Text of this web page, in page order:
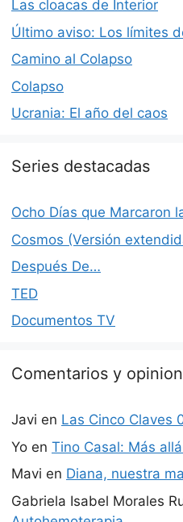
Las cloacas de Interior
Último aviso: Los límites
Camino al Colapso
Colapso
Ucrania: El año del caos
Series destacadas
Ocho Días que Marcaron
Cosmos (Versión
Después De…
TED
Documentos TV
Comentarios y
Javi en Las Cinco Claves
Yo en Tino Casal: Más
Mavi en Diana, nuestra
Gabriela Isabel Morales